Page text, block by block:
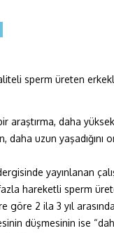
araştırma, daha
uzun yaşadığını
yayınlanan
hareketli sperm
göre 2 ila 3 yıl
düşmesinin ise